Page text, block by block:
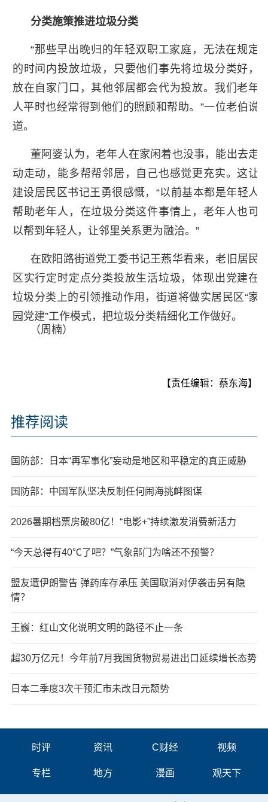
分类施策推进垃圾分类
“那些早出晚归的年轻双职工家庭，无法在规定
的时间内投放垃圾，只要他们事先将垃圾分类好，
放在自家门口，其他邻居都会代为投放。我们老年
人平时也经常得到他们的照顾和帮助。”一位老伯说
道。
董阿婆认为，老年人在家闲着也没事，能出去走
动走动，能多帮帮邻居，自己也感觉更充实。这让
建设居民区书记王勇很感慨，“以前基本都是年轻人
帮助老年人，在垃圾分类这件事情上，老年人也可
以帮到年轻人，让邻里关系更为融洽。”
在欧阳路街道党工委书记王燕华看来，老旧居民
区实行定时定点分类投放生活垃圾，体现出党建在
垃圾分类上的引领推动作用，街道将做实居民区“家
园党建”工作模式，把垃圾分类精细化工作做好。
（周楠）
【责任编辑：蔡东海】
推荐阅读
国防部：日本“再军事化”妄动是地区和平稳定的真正威胁
国防部：中国军队坚决反制任何闹海挑衅图谋
2026暑期档票房破80亿！“电影+”持续激发消费新活力
“今天总得有40℃了吧？”气象部门为啥还不预警？
盟友遭伊朗警告 弹药库存承压 美国取消对伊袭击另有隐
情？
王巍：红山文化说明文明的路径不止一条
超30万亿元！今年前7月我国货物贸易进出口延续增长态势
日本二季度3次干预汇市未改日元颓势
时评 资讯 C财经 视频
专栏 地方 漫画 观天下